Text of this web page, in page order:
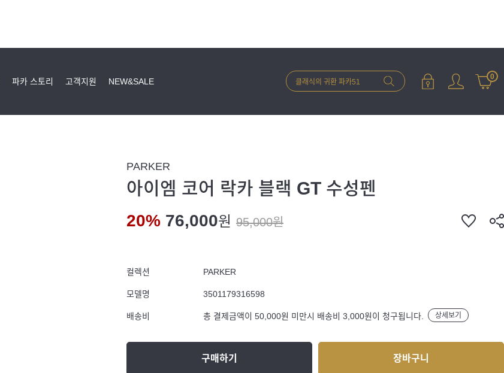
파카 스토리 고객지원 NEW&SALE 0
PARKER
아이엠 코어 락카 블랙 GT 수성펜
20% 76,000원 95,000원
컬렉션 PARKER
모델명 3501179316598
배송비 총 결제금액이 50,000원 미만시 배송비 3,000원이 청구됩니다. 상세보기
구매하기 장바구니